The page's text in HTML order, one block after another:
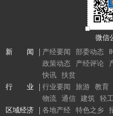
微信
新 闻
产经要闻 部委动态
政策动态
产经评论
快讯
扶贫
行 业
行业要闻 旅游 教育
物流
通信 建筑 轻
区域经济
各地产经 特色之乡